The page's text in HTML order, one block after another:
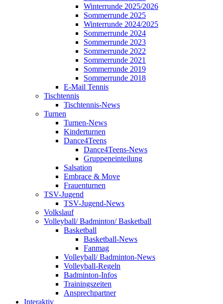
Winterrunde 2025/2026
Sommerrunde 2025
Winterrunde 2024/2025
Sommerrunde 2024
Sommerrunde 2023
Sommerrunde 2022
Sommerrunde 2021
Sommerrunde 2019
Sommerrunde 2018
E-Mail Tennis
Tischtennis
Tischtennis-News
Turnen
Turnen-News
Kinderturnen
Dance4Teens
Dance4Teens-News
Gruppeneinteilung
Salsation
Embrace & Move
Frauenturnen
TSV-Jugend
TSV-Jugend-News
Volkslauf
Volleyball/ Badminton/ Basketball
Basketball
Basketball-News
Fanmag
Volleyball/ Badminton-News
Volleyball-Regeln
Badminton-Infos
Trainingszeiten
Ansprechpartner
Interaktiv